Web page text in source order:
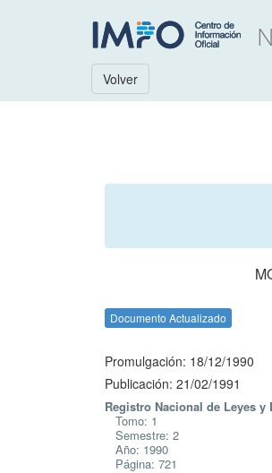
Volver
Documento Actualizado
Promulgación: 18/12/1990
Publicación: 21/02/1991
Registro Nacional de Leyes y
Tomo: 1
Semestre: 2
Año: 1990
Página: 721